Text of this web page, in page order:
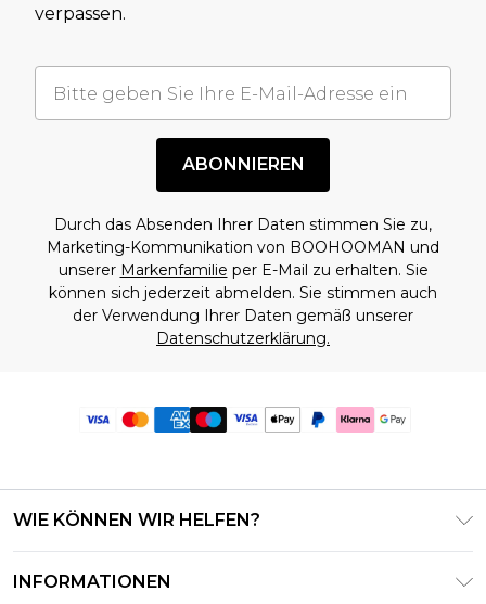
verpassen.
ABONNIEREN
Durch das Absenden Ihrer Daten stimmen Sie zu,
Marketing-Kommunikation von BOOHOOMAN und
unserer Markenfamilie per E-Mail zu erhalten. Sie
können sich jederzeit abmelden. Sie stimmen auch
der Verwendung Ihrer Daten gemäß unserer
Datenschutzerklärung.
WIE KÖNNEN WIR HELFEN?
INFORMATIONEN